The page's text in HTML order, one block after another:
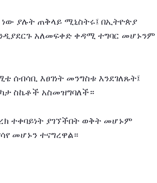
ያሉት ጠቅላይ ሚኒስትሩ፤ በኢትዮጵያ
አለመፍቀድ ቀዳሚ ተግባር መሆኑንም
እፀገነት መንግስቱ እንደገለጹት፤
ስኬቶች አስመዝግባለች።
ተቀባይነት ያገኘችበት ወቅት መሆኑም
መሆኑን ተናግረዋል።